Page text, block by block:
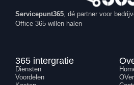
Servicepunt365, dé partner voor
Office 365 willen halen
365 intergratie
Diensten
Voordelen
OVer